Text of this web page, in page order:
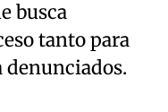
busca
tanto para
denunciados.